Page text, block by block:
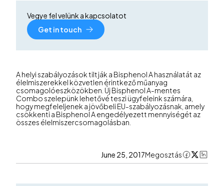
Vegye fel velünk a kapcsolatot
Get in touch
A helyi szabályozások tiltják a Bisphenol A használatát az
élelmiszerekkel közvetlen érintkező műanyag
csomagolóeszközökben. Új Bisphenol A-mentes
Combo szelepünk lehetővé teszi ügyfeleink számára,
hogy megfeleljenek a jövőbeli EU-szabályozásnak, amely
csökkenti a Bisphenol A engedélyezett mennyiségét az
összes élelmiszercsomagolásban.
June 25, 2017Megosztás